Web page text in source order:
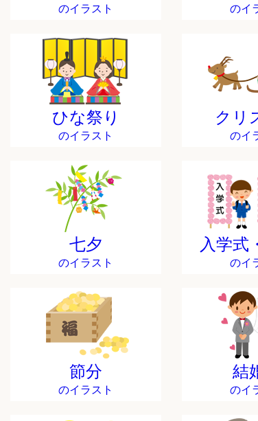
のイラスト のイ
ひな祭り
のイラスト
クリ
のイ
七夕
のイラスト
入学式
のイ
節分
のイラスト
結
のイ